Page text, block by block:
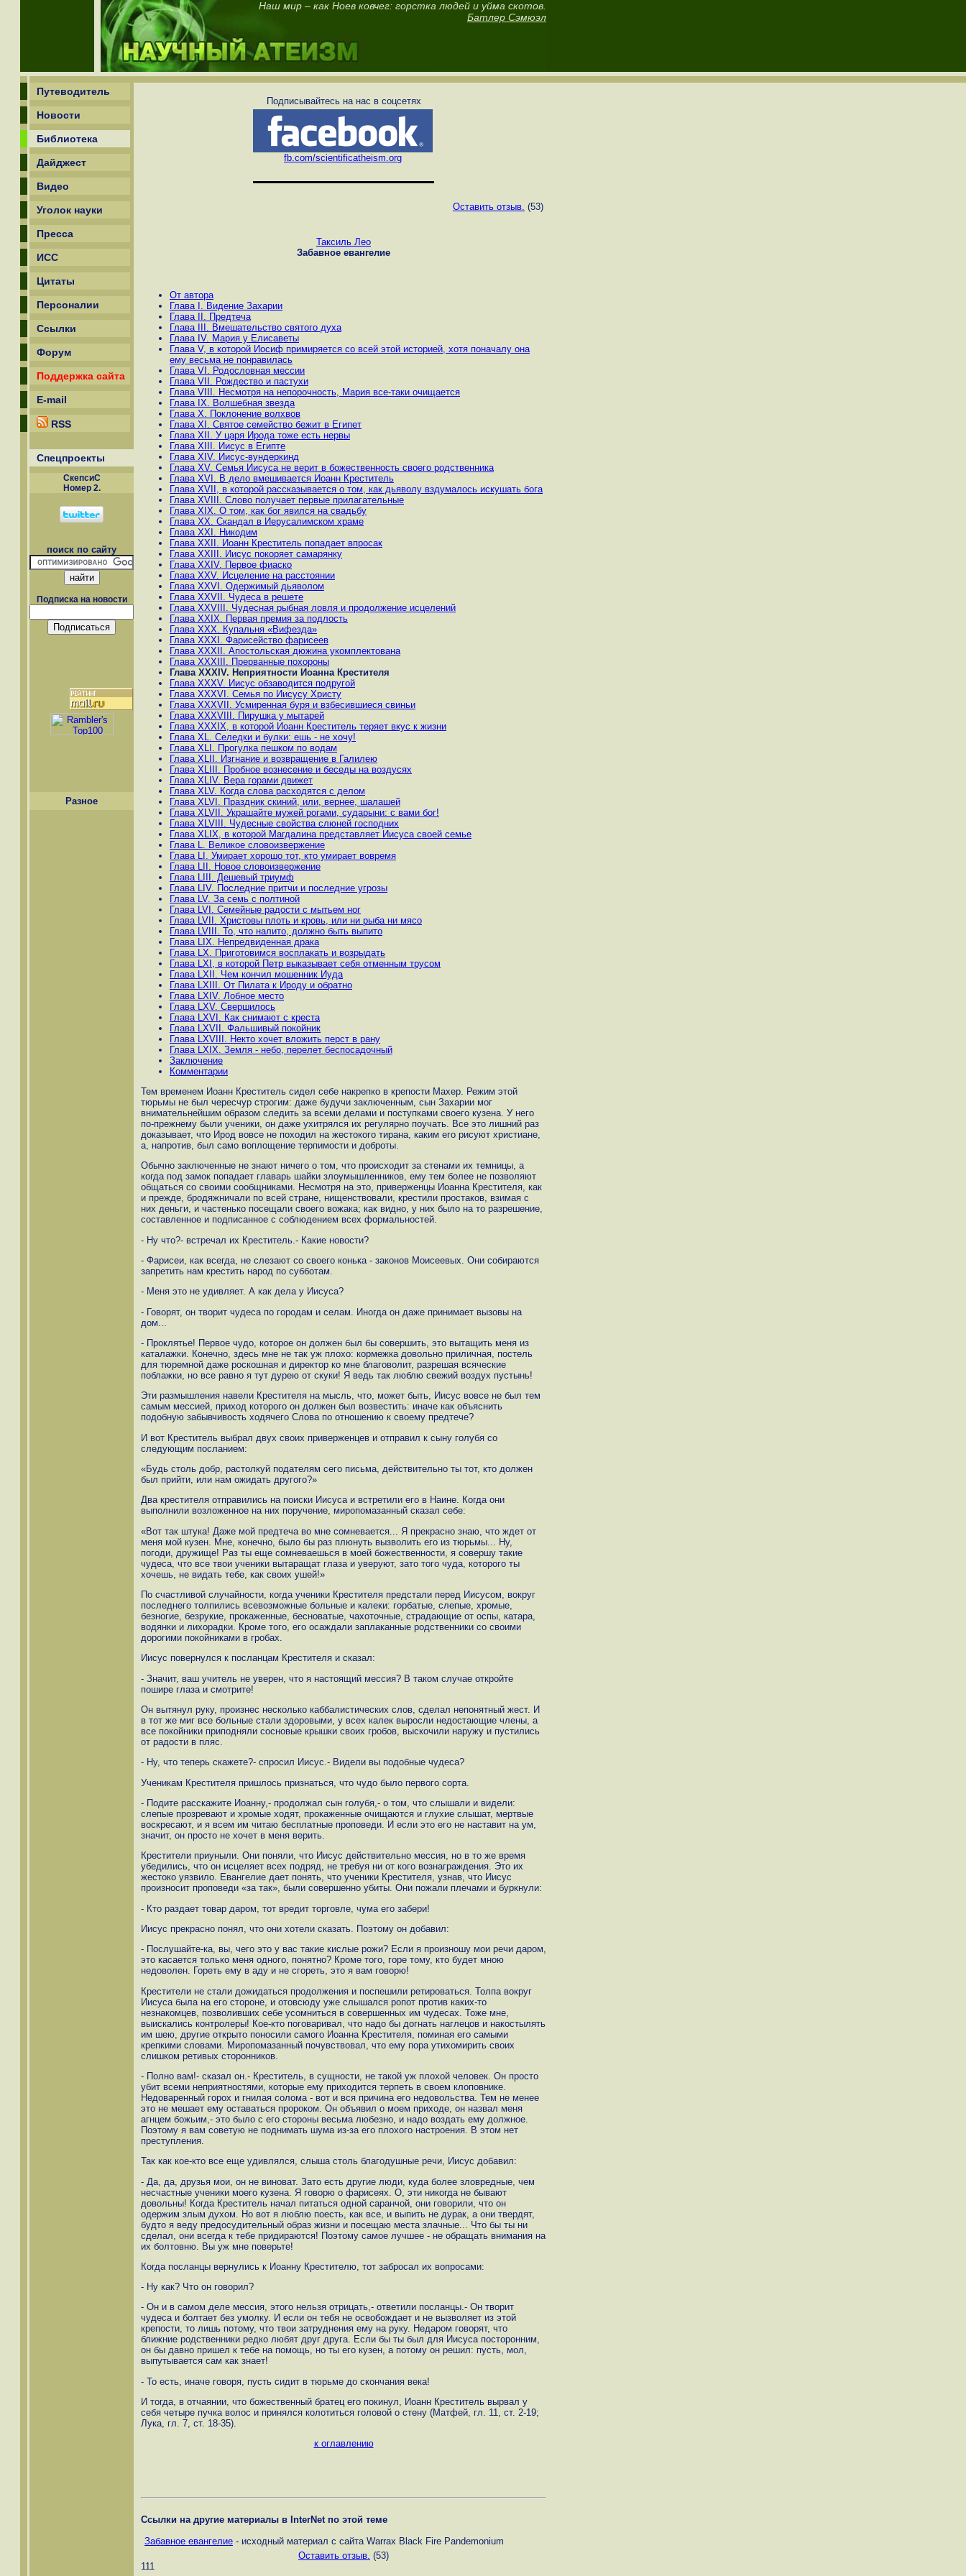
Наш мир – как Ноев ковчег: горстка людей и уйма скотов.
Батлер Сэмюэл
Путеводитель
Новости
Библиотека
Дайджест
Видео
Уголок науки
Пресса
ИСС
Цитаты
Персоналии
Ссылки
Форум
Поддержка сайта
E-mail
RSS
Спецпроекты
СкепсиС
Номер 2.
поиск по сайту
Подписка на новости
Разное
Подписывайтесь на нас в соцсетях
fb.com/scientificatheism.org
Оставить отзыв. (53)
Таксиль Лео
Забавное евангелие
От автора
Глава I. Видение Захарии
Глава II. Предтеча
Глава III. Вмешательство святого духа
Глава IV. Мария у Елисаветы
Глава V, в которой Иосиф примиряется со всей этой историей, хотя поначалу она
ему весьма не понравилась
Глава VI. Родословная мессии
Глава VII. Рождество и пастухи
Глава VIII. Несмотря на непорочность, Мария все-таки очищается
Глава IX. Волшебная звезда
Глава X. Поклонение волхвов
Глава XI. Святое семейство бежит в Египет
Глава XII. У царя Ирода тоже есть нервы
Глава XIII. Иисус в Египте
Глава XIV. Иисус-вундеркинд
Глава XV. Семья Иисуса не верит в божественность своего родственника
Глава XVI. В дело вмешивается Иоанн Креститель
Глава XVII, в которой рассказывается о том, как дьяволу вздумалось искушать бога
Глава XVIII. Слово получает первые прилагательные
Глава XIX. О том, как бог явился на свадьбу
Глава XX. Скандал в Иерусалимском храме
Глава XXI. Никодим
Глава XXII. Иоанн Креститель попадает впросак
Глава XXIII. Иисус покоряет самарянку
Глава XXIV. Первое фиаско
Глава XXV. Исцеление на расстоянии
Глава XXVI. Одержимый дьяволом
Глава XXVII. Чудеса в решете
Глава XXVIII. Чудесная рыбная ловля и продолжение исцелений
Глава XXIX. Первая премия за подлость
Глава XXX. Купальня «Вифезда»
Глава XXXI. Фарисейство фарисеев
Глава XXXII. Апостольская дюжина укомплектована
Глава XXXIII. Прерванные похороны
Глава XXXIV. Неприятности Иоанна Крестителя
Глава XXXV. Иисус обзаводится подругой
Глава XXXVI. Семья по Иисусу Христу
Глава XXXVII. Усмиренная буря и взбесившиеся свиньи
Глава XXXVIII. Пирушка у мытарей
Глава XXXIX, в которой Иоанн Креститель теряет вкус к жизни
Глава XL. Селедки и булки: ешь - не хочу!
Глава ХLI. Прогулка пешком по водам
Глава ХLII. Изгнание и возвращение в Галилею
Глава XLIII. Пробное вознесение и беседы на воздусях
Глава ХLIV. Вера горами движет
Глава ХLV. Когда слова расходятся с делом
Глава ХLVI. Праздник скиний, или, вернее, шалашей
Глава ХLVII. Украшайте мужей рогами, сударыни: с вами бог!
Глава ХLVIII. Чудесные свойства слюней господних
Глава ХLIX, в которой Магдалина представляет Иисуса своей семье
Глава L. Великое словоизвержение
Глава LI. Умирает хорошо тот, кто умирает вовремя
Глава LII. Новое словоизвержение
Глава LIII. Дешевый триумф
Глава LIV. Последние притчи и последние угрозы
Глава LV. За семь с полтиной
Глава LVI. Семейные радости с мытьем ног
Глава LVII. Христовы плоть и кровь, или ни рыба ни мясо
Глава LVIII. То, что налито, должно быть выпито
Глава LIX. Непредвиденная драка
Глава LX. Приготовимся восплакать и возрыдать
Глава LXI, в которой Петр выказывает себя отменным трусом
Глава LXII. Чем кончил мошенник Иуда
Глава LXIII. От Пилата к Ироду и обратно
Глава LXIV. Лобное место
Глава LXV. Свершилось
Глава LXVI. Как снимают с креста
Глава LXVII. Фальшивый покойник
Глава LXVIII. Некто хочет вложить перст в рану
Глава LXIX. Земля - небо, перелет беспосадочный
Заключение
Комментарии
Тем временем Иоанн Креститель сидел себе накрепко в крепости Махер. Режим этой
тюрьмы не был чересчур строгим: даже будучи заключенным, сын Захарии мог
внимательнейшим образом следить за всеми делами и поступками своего кузена. У него
по-прежнему были ученики, он даже ухитрялся их регулярно поучать. Все это лишний раз
доказывает, что Ирод вовсе не походил на жестокого тирана, каким его рисуют христиане,
а, напротив, был само воплощение терпимости и доброты.
Обычно заключенные не знают ничего о том, что происходит за стенами их темницы, а
когда под замок попадает главарь шайки злоумышленников, ему тем более не позволяют
общаться со своими сообщниками. Несмотря на это, приверженцы Иоанна Крестителя, как
и прежде, бродяжничали по всей стране, нищенствовали, крестили простаков, взимая с
них деньги, и частенько посещали своего вожака; как видно, у них было на то разрешение,
составленное и подписанное с соблюдением всех формальностей.
- Ну что?- встречал их Креститель.- Какие новости?
- Фарисеи, как всегда, не слезают со своего конька - законов Моисеевых. Они собираются
запретить нам крестить народ по субботам.
- Меня это не удивляет. А как дела у Иисуса?
- Говорят, он творит чудеса по городам и селам. Иногда он даже принимает вызовы на
дом...
- Проклятье! Первое чудо, которое он должен был бы совершить, это вытащить меня из
каталажки. Конечно, здесь мне не так уж плохо: кормежка довольно приличная, постель
для тюремной даже роскошная и директор ко мне благоволит, разрешая всяческие
поблажки, но все равно я тут дурею от скуки! Я ведь так люблю свежий воздух пустынь!
Эти размышления навели Крестителя на мысль, что, может быть, Иисус вовсе не был тем
самым мессией, приход которого он должен был возвестить: иначе как объяснить
подобную забывчивость ходячего Слова по отношению к своему предтече?
И вот Креститель выбрал двух своих приверженцев и отправил к сыну голубя со
следующим посланием:
«Будь столь добр, растолкуй подателям сего письма, действительно ты тот, кто должен
был прийти, или нам ожидать другого?»
Два крестителя отправились на поиски Иисуса и встретили его в Наине. Когда они
выполнили возложенное на них поручение, миропомазанный сказал себе:
«Вот так штука! Даже мой предтеча во мне сомневается... Я прекрасно знаю, что ждет от
меня мой кузен. Мне, конечно, было бы раз плюнуть вызволить его из тюрьмы... Ну,
погоди, дружище! Раз ты еще сомневаешься в моей божественности, я совершу такие
чудеса, что все твои ученики вытаращат глаза и уверуют, зато того чуда, которого ты
хочешь, не видать тебе, как своих ушей!»
По счастливой случайности, когда ученики Крестителя предстали перед Иисусом, вокруг
последнего толпились всевозможные больные и калеки: горбатые, слепые, хромые,
безногие, безрукие, прокаженные, бесноватые, чахоточные, страдающие от оспы, катара,
водянки и лихорадки. Кроме того, его осаждали заплаканные родственники со своими
дорогими покойниками в гробах.
Иисус повернулся к посланцам Крестителя и сказал:
- Значит, ваш учитель не уверен, что я настоящий мессия? В таком случае откройте
пошире глаза и смотрите!
Он вытянул руку, произнес несколько каббалистических слов, сделал непонятный жест. И
в тот же миг все больные стали здоровыми, у всех калек выросли недостающие члены, а
все покойники приподняли сосновые крышки своих гробов, выскочили наружу и пустились
от радости в пляс.
- Ну, что теперь скажете?- спросил Иисус.- Видели вы подобные чудеса?
Ученикам Крестителя пришлось признаться, что чудо было первого сорта.
- Подите расскажите Иоанну,- продолжал сын голубя,- о том, что слышали и видели:
слепые прозревают и хромые ходят, прокаженные очищаются и глухие слышат, мертвые
воскресают, и я всем им читаю бесплатные проповеди. И если это его не наставит на ум,
значит, он просто не хочет в меня верить.
Крестители приуныли. Они поняли, что Иисус действительно мессия, но в то же время
убедились, что он исцеляет всех подряд, не требуя ни от кого вознаграждения. Это их
жестоко уязвило. Евангелие дает понять, что ученики Крестителя, узнав, что Иисус
произносит проповеди «за так», были совершенно убиты. Они пожали плечами и буркнули:
- Кто раздает товар даром, тот вредит торговле, чума его забери!
Иисус прекрасно понял, что они хотели сказать. Поэтому он добавил:
- Послушайте-ка, вы, чего это у вас такие кислые рожи? Если я произношу мои речи даром,
это касается только меня одного, понятно? Кроме того, горе тому, кто будет мною
недоволен. Гореть ему в аду и не сгореть, это я вам говорю!
Крестители не стали дожидаться продолжения и поспешили ретироваться. Толпа вокруг
Иисуса была на его стороне, и отовсюду уже слышался ропот против каких-то
незнакомцев, позволивших себе усомниться в совершенных им чудесах. Тоже мне,
выискались контролеры! Кое-кто поговаривал, что надо бы догнать наглецов и накостылять
им шею, другие открыто поносили самого Иоанна Крестителя, поминая его самыми
крепкими словами. Миропомазанный почувствовал, что ему пора утихомирить своих
слишком ретивых сторонников.
- Полно вам!- сказал он.- Креститель, в сущности, не такой уж плохой человек. Он просто
убит всеми неприятностями, которые ему приходится терпеть в своем клоповнике.
Недоваренный горох и гнилая солома - вот и вся причина его недовольства. Тем не менее
это не мешает ему оставаться пророком. Он объявил о моем приходе, он назвал меня
агнцем божьим,- это было с его стороны весьма любезно, и надо воздать ему должное.
Поэтому я вам советую не поднимать шума из-за его плохого настроения. В этом нет
преступления.
Так как кое-кто все еще удивлялся, слыша столь благодушные речи, Иисус добавил:
- Да, да, друзья мои, он не виноват. Зато есть другие люди, куда более зловредные, чем
несчастные ученики моего кузена. Я говорю о фарисеях. О, эти никогда не бывают
довольны! Когда Креститель начал питаться одной саранчой, они говорили, что он
одержим злым духом. Но вот я люблю поесть, как все, и выпить не дурак, а они твердят,
будто я веду предосудительный образ жизни и посещаю места злачные... Что бы ты ни
сделал, они всегда к тебе придираются! Поэтому самое лучшее - не обращать внимания на
их болтовню. Вы уж мне поверьте!
Когда посланцы вернулись к Иоанну Крестителю, тот забросал их вопросами:
- Ну как? Что он говорил?
- Он и в самом деле мессия, этого нельзя отрицать,- ответили посланцы.- Он творит
чудеса и болтает без умолку. И если он тебя не освобождает и не вызволяет из этой
крепости, то лишь потому, что твои затруднения ему на руку. Недаром говорят, что
ближние родственники редко любят друг друга. Если бы ты был для Иисуса посторонним,
он бы давно пришел к тебе на помощь, но ты его кузен, а потому он решил: пусть, мол,
выпутывается сам как знает!
- То есть, иначе говоря, пусть сидит в тюрьме до скончания века!
И тогда, в отчаянии, что божественный братец его покинул, Иоанн Креститель вырвал у
себя четыре пучка волос и принялся колотиться головой о стену (Матфей, гл. 11, ст. 2-19;
Лука, гл. 7, ст. 18-35).
к оглавлению
Ссылки на другие материалы в InterNet по этой теме
Забавное евангелие - исходный материал с сайта Warrax Black Fire Pandemonium
Оставить отзыв. (53)
111